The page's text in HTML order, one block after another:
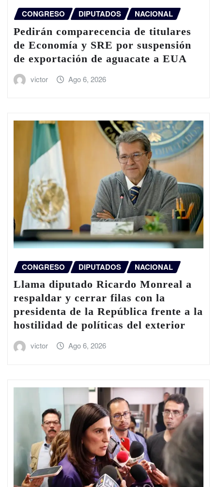
CONGRESO DIPUTADOS NACIONAL
Pedirán comparecencia de titulares
de Economía y SRE por suspensión
de exportación de aguacate a EUA
victor Ago 6, 2026
CONGRESO DIPUTADOS NACIONAL
Llama diputado Ricardo Monreal a
respaldar y cerrar filas con la
presidenta de la República frente a la
hostilidad de políticas del exterior
victor Ago 6, 2026